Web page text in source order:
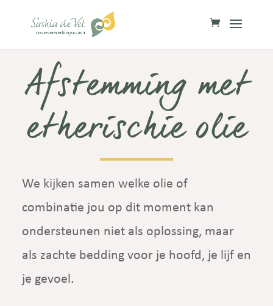
Afstemming met
etherischie olie
We kijken samen welke olie of
combinatie jou op dit moment kan
ondersteunen niet als oplossing, maar
als zachte bedding voor je hoofd, je lijf en
je gevoel.